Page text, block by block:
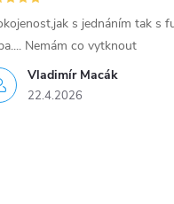
Vladimír Macák
22.4.2026
s jednáním tak s
Nemám co vytknout